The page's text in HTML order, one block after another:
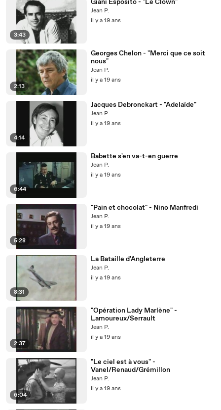
3:43
Giani Esposito - "Le Clown"
Jean P.
il y a 19 ans
2:13
Georges Chelon - "Merci que ce soit
nous"
Jean P.
il y a 19 ans
4:14
Jacques Debronckart - "Adelaïde"
Jean P.
il y a 19 ans
6:44
Babette s'en va-t-en guerre
Jean P.
il y a 19 ans
5:28
"Pain et chocolat" - Nino Manfredi
Jean P.
il y a 19 ans
8:31
La Bataille d'Angleterre
Jean P.
il y a 19 ans
2:37
"Opération Lady Marlène" -
Lamoureux/Serrault
Jean P.
il y a 19 ans
6:04
"Le ciel est à vous" -
Vanel/Renaud/Grémillon
Jean P.
il y a 19 ans